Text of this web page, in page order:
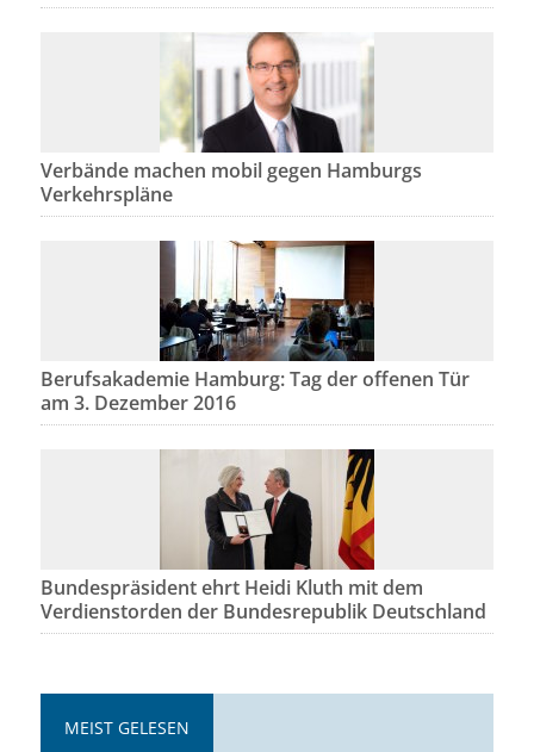
Verbände machen mobil gegen Hamburgs
Verkehrspläne
Berufsakademie Hamburg: Tag der offenen Tür
am 3. Dezember 2016
Bundespräsident ehrt Heidi Kluth mit dem
Verdienstorden der Bundesrepublik Deutschland
MEIST GELESEN